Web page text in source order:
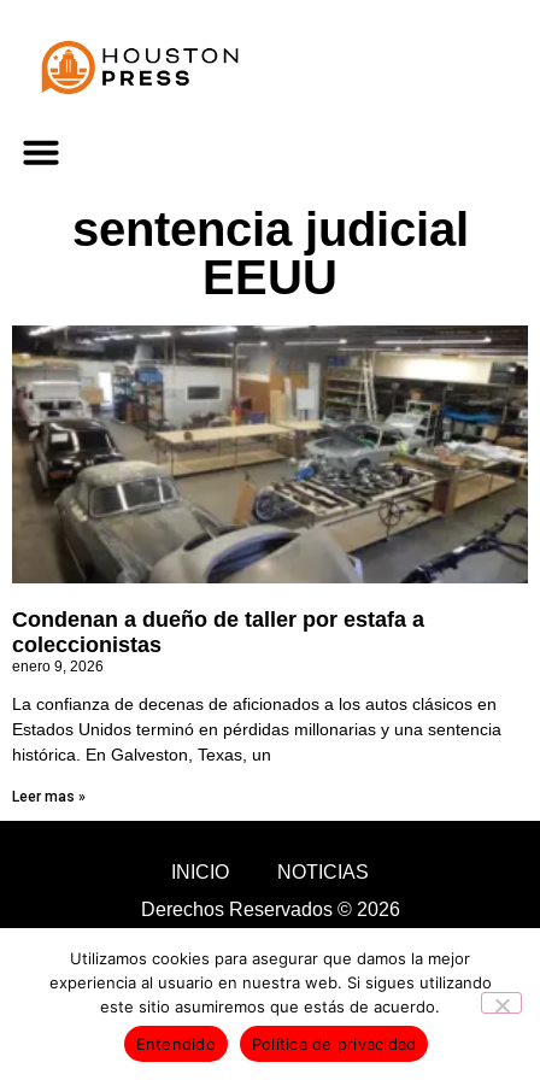
sentencia judicial
EEUU
Condenan a dueño de taller por estafa a
coleccionistas
enero 9, 2026
La confianza de decenas de aficionados a los autos clásicos en
Estados Unidos terminó en pérdidas millonarias y una sentencia
histórica. En Galveston, Texas, un
Leer mas »
INICIO
NOTICIAS
Derechos Reservados © 2026
Utilizamos cookies para asegurar que damos la mejor
experiencia al usuario en nuestra web. Si sigues utilizando
este sitio asumiremos que estás de acuerdo.
Entendido
Política de privacidad